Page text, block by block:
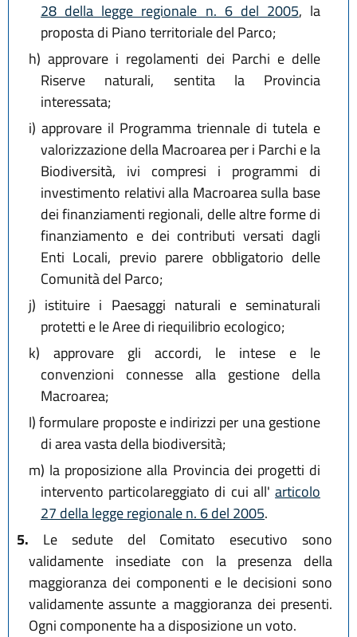
28 della legge regionale n. 6 del 2005, la
proposta di Piano territoriale del Parco;
h) approvare i regolamenti dei Parchi e delle
Riserve naturali, sentita la Provincia
interessata;
i) approvare il Programma triennale di tutela e
valorizzazione della Macroarea per i Parchi e la
Biodiversità, ivi compresi i programmi di
investimento relativi alla Macroarea sulla base
dei finanziamenti regionali, delle altre forme di
finanziamento e dei contributi versati dagli
Enti Locali, previo parere obbligatorio delle
Comunità del Parco;
j) istituire i Paesaggi naturali e seminaturali
protetti e le Aree di riequilibrio ecologico;
k) approvare gli accordi, le intese e le
convenzioni connesse alla gestione della
Macroarea;
l)formulare proposte e indirizzi per una gestione
di area vasta della biodiversità;
m) la proposizione alla Provincia dei progetti di
intervento particolareggiato di cui all' articolo
27 della legge regionale n. 6 del 2005.
5. Le sedute del Comitato esecutivo sono
validamente insediate con la presenza della
maggioranza dei componenti e le decisioni sono
validamente assunte a maggioranza dei presenti.
Ogni componente ha a disposizione un voto.